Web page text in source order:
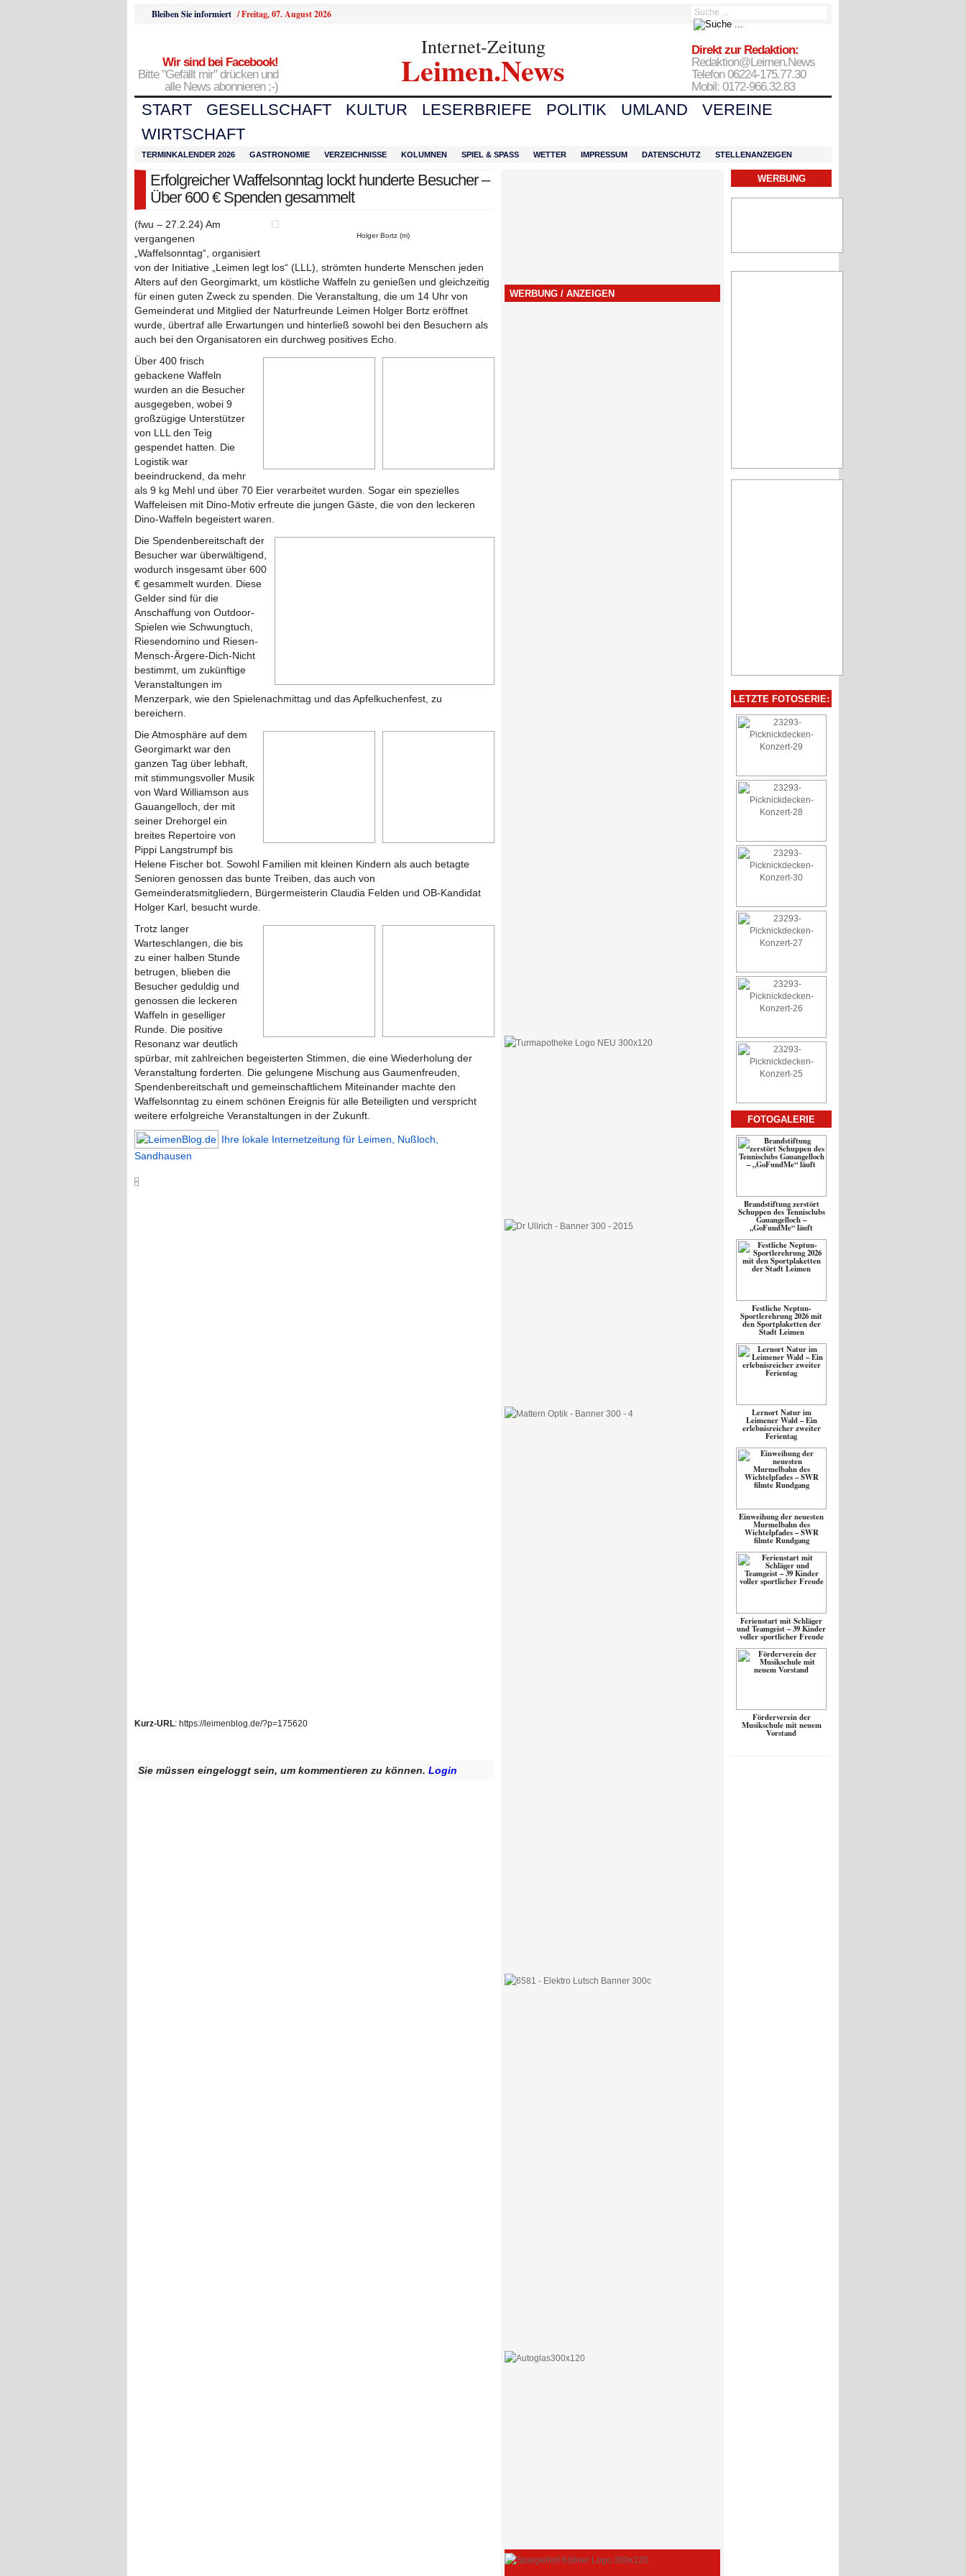
Bleiben Sie informiert /Freitag, 07. August 2026
Wir sind bei Facebook!
Bitte "Gefällt mir" drücken und
alle News abonnieren ;-)
Internet-Zeitung
Leimen.News
Direkt zur Redaktion:
Redaktion@Leimen.News
Telefon 06224-175.77.30
Mobil: 0172-966.32.83
START GESELLSCHAFT KULTUR LESERBRIEFE POLITIK UMLAND
VEREINE
WIRTSCHAFT
TERMINKALENDER 2026 GASTRONOMIE VERZEICHNISSE KOLUMNEN SPIEL & SPASS WETTER IMPRESSUM DATENSCHUTZ STELLENANZEIGEN
Erfolgreicher Waffelsonntag lockt hunderte Besucher –
Über 600 € Spenden gesammelt
Holger Bortz (m)
(fwu – 27.2.24) Am
vergangenen
„Waffelsonntag“, organisiert
von der Initiative „Leimen legt los“ (LLL), strömten hunderte Menschen jeden
Alters auf den Georgimarkt, um köstliche Waffeln zu genießen und gleichzeitig
für einen guten Zweck zu spenden. Die Veranstaltung, die um 14 Uhr von
Gemeinderat und Mitglied der Naturfreunde Leimen Holger Bortz eröffnet
wurde, übertraf alle Erwartungen und hinterließ sowohl bei den Besuchern als
auch bei den Organisatoren ein durchweg positives Echo.
Über 400 frisch
gebackene Waffeln
wurden an die Besucher
ausgegeben, wobei 9
großzügige Unterstützer
von LLL den Teig
gespendet hatten. Die
Logistik war
beeindruckend, da mehr
als 9 kg Mehl und über 70 Eier verarbeitet wurden. Sogar ein spezielles
Waffeleisen mit Dino-Motiv erfreute die jungen Gäste, die von den leckeren
Dino-Waffeln begeistert waren.
Die Spendenbereitschaft der
Besucher war überwältigend,
wodurch insgesamt über 600
€ gesammelt wurden. Diese
Gelder sind für die
Anschaffung von Outdoor-
Spielen wie Schwungtuch,
Riesendomino und Riesen-
Mensch-Ärgere-Dich-Nicht
bestimmt, um zukünftige
Veranstaltungen im
Menzerpark, wie den Spielenachmittag und das Apfelkuchenfest, zu
bereichern.
Die Atmosphäre auf dem
Georgimarkt war den
ganzen Tag über lebhaft,
mit stimmungsvoller Musik
von Ward Williamson aus
Gauangelloch, der mit
seiner Drehorgel ein
breites Repertoire von
Pippi Langstrumpf bis
Helene Fischer bot. Sowohl Familien mit kleinen Kindern als auch betagte
Senioren genossen das bunte Treiben, das auch von
Gemeinderatsmitgliedern, Bürgermeisterin Claudia Felden und OB-Kandidat
Holger Karl, besucht wurde.
Trotz langer
Warteschlangen, die bis
zu einer halben Stunde
betrugen, blieben die
Besucher geduldig und
genossen die leckeren
Waffeln in geselliger
Runde. Die positive
Resonanz war deutlich
spürbar, mit zahlreichen begeisterten Stimmen, die eine Wiederholung der
Veranstaltung forderten. Die gelungene Mischung aus Gaumenfreuden,
Spendenbereitschaft und gemeinschaftlichem Miteinander machte den
Waffelsonntag zu einem schönen Ereignis für alle Beteiligten und verspricht
weitere erfolgreiche Veranstaltungen in der Zukunft.
Ihre lokale Internetzeitung für Leimen, Nußloch,
Sandhausen
Kurz-URL: https://leimenblog.de/?p=175620
Sie müssen eingeloggt sein, um kommentieren zu können. Login
WERBUNG / ANZEIGEN
WERBUNG
LETZTE FOTOSERIE:
FOTOGALERIE
Brandstiftung zerstört
Schuppen des Tennisclubs
Gauangelloch –
„GoFundMe“ läuft
Festliche Neptun-
Sportlerehrung 2026 mit
den Sportplaketten der
Stadt Leimen
Lernort Natur im
Leimener Wald – Ein
erlebnisreicher zweiter
Ferientag
Einweihung der neuesten
Murmelbahn des
Wichtelpfades – SWR
filmte Rundgang
Ferienstart mit Schläger
und Teamgeist – 39 Kinder
voller sportlicher Freude
Förderverein der
Musikschule mit neuem
Vorstand